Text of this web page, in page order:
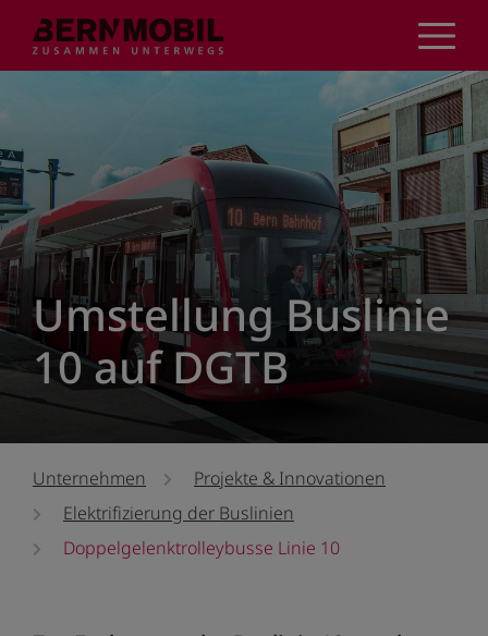
Inhalt
Umstellung Buslinie
10 auf DGTB
Unternehmen
Projekte & Innovationen
Elektrifizierung der Buslinien
Doppelgelenktrolleybusse Linie 10